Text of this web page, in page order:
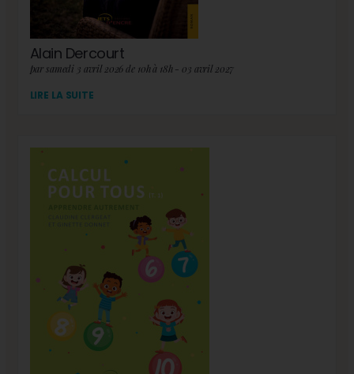
Alain Dercourt
par samedi 3 avril 2026 de 10h à 18h - 03 avril 2027
LIRE LA SUITE